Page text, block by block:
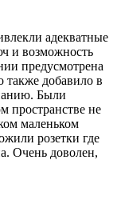
адекватные
и возможность
предусмотрена
также добавило в
Были
пространстве не
маленьком
розетки где
Очень доволен,